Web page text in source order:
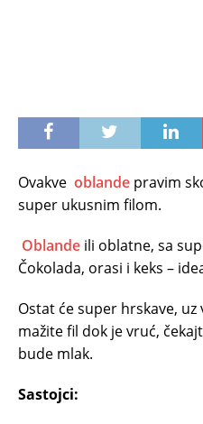
Ovakve oblande pravim
super ukusnim filom.
Oblande ili oblatne, sa
Čokolada, orasi i keks –
Ostat će super hrskave,
mažite fil dok je vruć,
bude mlak.
Sastojci: